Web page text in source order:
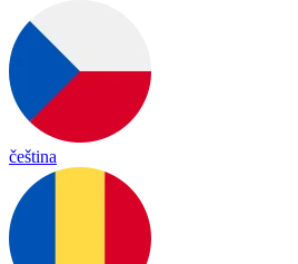
čeština